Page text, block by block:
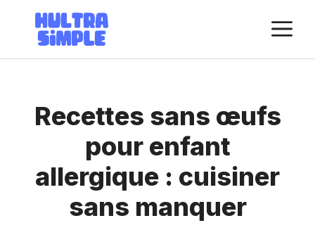
contenu
Recettes sans œufs
pour enfant
allergique : cuisiner
sans manquer